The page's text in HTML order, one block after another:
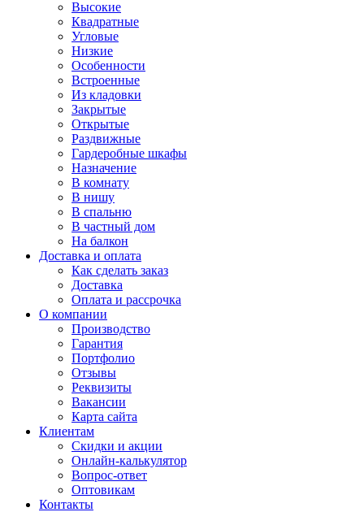
Высокие
Квадратные
Угловые
Низкие
Особенности
Встроенные
Из кладовки
Закрытые
Открытые
Раздвижные
Гардеробные шкафы
Назначение
В комнату
В нишу
В спальню
В частный дом
На балкон
Доставка и оплата
Как сделать заказ
Доставка
Оплата и рассрочка
О компании
Производство
Гарантия
Портфолио
Отзывы
Реквизиты
Вакансии
Карта сайта
Клиентам
Скидки и акции
Онлайн-калькулятор
Вопрос-ответ
Оптовикам
Контакты